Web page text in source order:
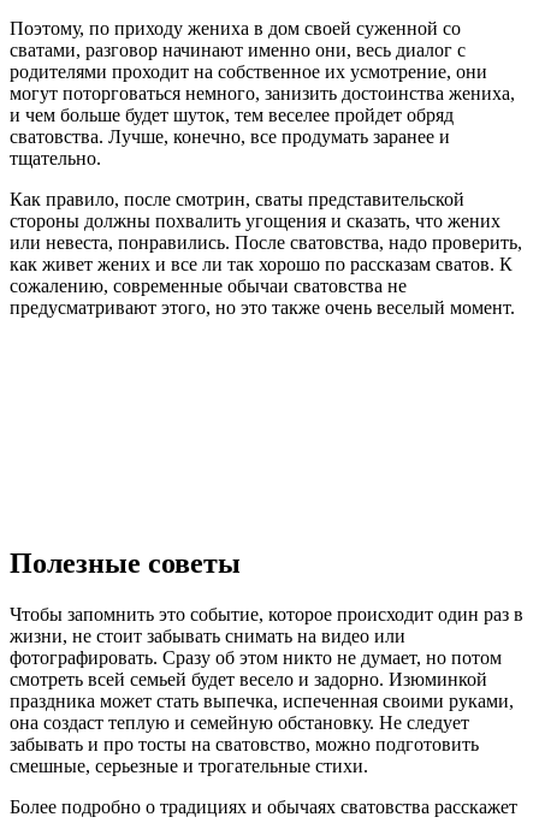
Поэтому, по приходу жениха в дом своей суженной со
сватами, разговор начинают именно они, весь диалог с
родителями проходит на собственное их усмотрение, они
могут поторговаться немного, занизить достоинства жениха,
и чем больше будет шуток, тем веселее пройдет обряд
сватовства. Лучше, конечно, все продумать заранее и
тщательно.
Как правило, после смотрин, сваты представительской
стороны должны похвалить угощения и сказать, что жених
или невеста, понравились. После сватовства, надо проверить,
как живет жених и все ли так хорошо по рассказам сватов. К
сожалению, современные обычаи сватовства не
предусматривают этого, но это также очень веселый момент.
Полезные советы
Чтобы запомнить это событие, которое происходит один раз в
жизни, не стоит забывать снимать на видео или
фотографировать. Сразу об этом никто не думает, но потом
смотреть всей семьей будет весело и задорно. Изюминкой
праздника может стать выпечка, испеченная своими руками,
она создаст теплую и семейную обстановку. Не следует
забывать и про тосты на сватовство, можно подготовить
смешные, серьезные и трогательные стихи.
Более подробно о традициях и обычаях сватовства расскажет